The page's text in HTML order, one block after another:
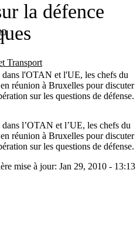
Transport
la défence
dans l'OTAN et l'UE, les chefs du
réunion à Bruxelles pour discuter
sur les questions de défense.
l’OTAN et l’UE, les chefs du
réunion à Bruxelles pour discuter
sur les questions de défense.
mise à jour: Jan 29, 2010 - 13:13